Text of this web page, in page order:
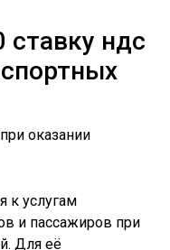
ставку ндс
к услугам
и пассажиров при
Для её